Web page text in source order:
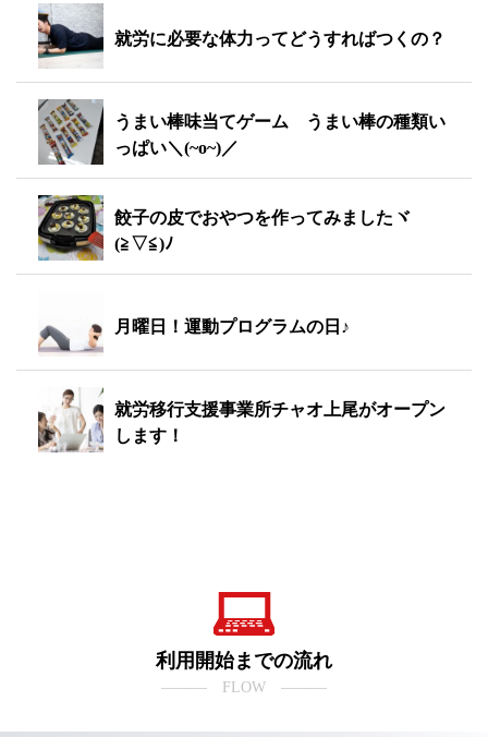
就労に必要な体力ってどうすればつくの？
うまい棒味当てゲーム うまい棒の種類い
っぱい＼(~o~)／
餃子の皮でおやつを作ってみましたヾ
(≧▽≦)ﾉ
月曜日！運動プログラムの日♪
就労移行支援事業所チャオ上尾がオープン
します！
利用開始までの流れ
――― FLOW ―――